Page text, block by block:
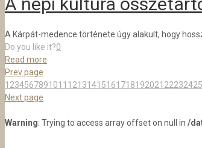
A Kárpát-medence története úgy alakult, hogy
Do you like it?0
Read more
Prev page
1 234567891011 12131415161718192021 22232425
Next page
Warning: Trying to access array offset on null in /